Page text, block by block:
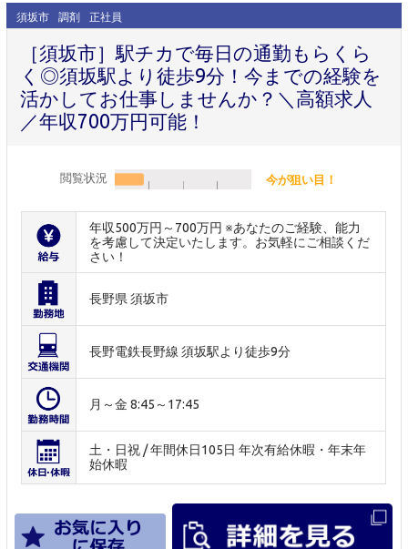
須坂市 調剤 正社員
［須坂市］駅チカで毎日の通勤もらくら
く◎須坂駅より徒歩9分！今までの経験を
活かしてお仕事しませんか？＼高額求人
／年収700万円可能！
閲覧状況 今が狙い目！
年収500万円～700万円 ※あなたのご経験、能力
を考慮して決定いたします。お気軽にご相談くだ
さい！
長野県 須坂市
長野電鉄長野線 須坂駅より徒歩9分
月～金 8:45～17:45
土・日祝 / 年間休日105日 年次有給休暇・年末年
始休暇